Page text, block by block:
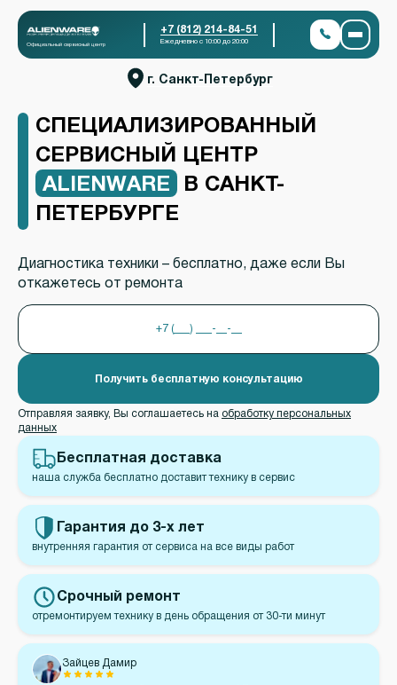
Официальный сервисный центр
+7 (812) 214-84-51
Ежедневно с 10:00 до 20:00
г. Санкт-Петербург
СПЕЦИАЛИЗИРОВАННЫЙ
СЕРВИСНЫЙ ЦЕНТР
ALIENWARE
В САНКТ-
ПЕТЕРБУРГЕ
Диагностика техники – бесплатно, даже если Вы
откажетесь от ремонта
Получить бесплатную консультацию
Отправляя заявку, Вы соглашаетесь на обработку персональных
данных
Бесплатная доставка
наша служба бесплатно доставит технику в сервис
Гарантия до 3-х лет
внутренняя гарантия от сервиса на все виды работ
Срочный ремонт
отремонтируем технику в день обращения от 30-ти минут
Зайцев Дамир